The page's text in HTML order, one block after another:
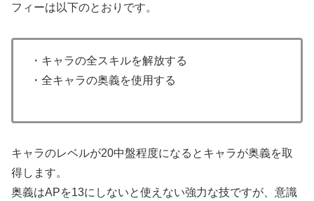
フィーは以下のとおりです。
・キャラの全スキルを解放する
・全キャラの奥義を使用する
キャラのレベルが20中盤程度になるとキャラが奥義を取
得します。
奥義はAPを13にしないと使えない強力な技ですが、意識